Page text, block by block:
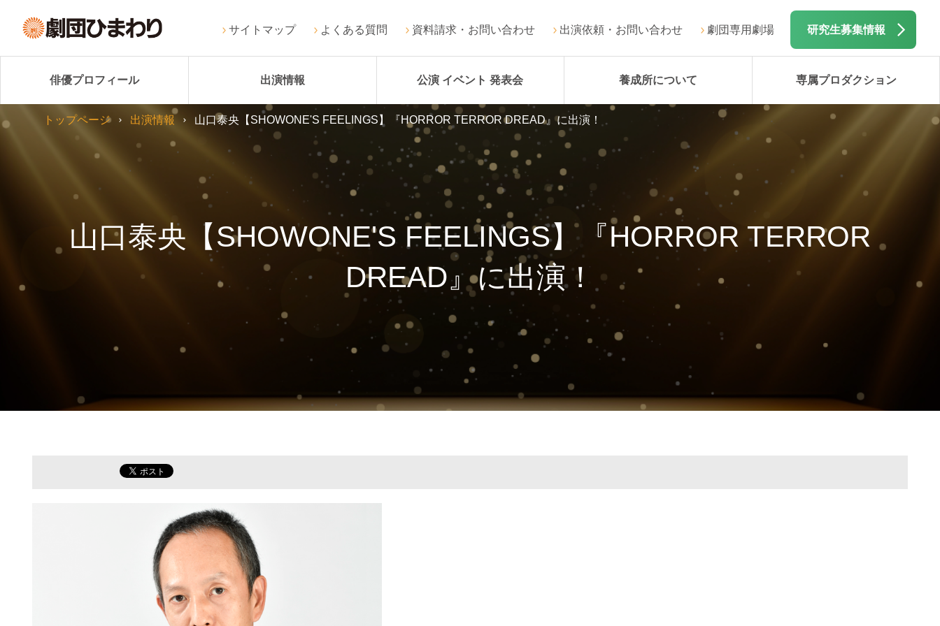
サイトマップ よくある質問 資料請求・お問い合わせ 出演依頼・お問い合わせ 劇団専用劇場 研究生募集情報
俳優プロフィール 出演情報 公演 イベント 発表会 養成所について 専属プロダクション
山口泰央【SHOWONE'S FEELINGS】『HORROR TERROR
DREAD』に出演！
トップページ 出演情報 山口泰央【SHOWONE'S FEELINGS】『HORROR TERROR DREAD』に出演！